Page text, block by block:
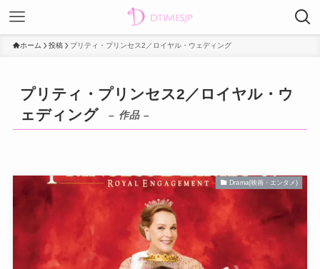
ホーム 投稿 プリティ・プリンセス2／ロイヤル・ウェディング
プリティ・プリンセス2／ロイヤル・ウ
ェディング
– 作品 –
Drama(映画・エンタメ)